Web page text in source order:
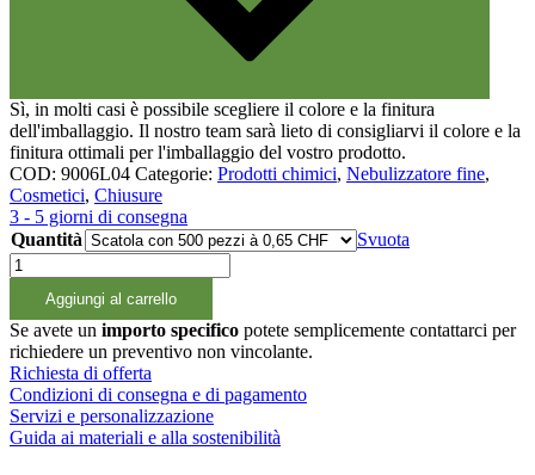
Sì, in molti casi è possibile scegliere il colore e la finitura
dell'imballaggio. Il nostro team sarà lieto di consigliarvi il colore e la
finitura ottimali per l'imballaggio del vostro prodotto.
COD: 9006L04 Categorie: Prodotti chimici, Nebulizzatore fine,
Cosmetici, Chiusure
3 - 5 giorni di consegna
Quantità
Svuota
Feinzerstäuber
weiss,
18/415
quantità
Aggiungi al carrello
Se avete un importo specifico potete semplicemente contattarci per
richiedere un preventivo non vincolante.
Richiesta di offerta
Condizioni di consegna e di pagamento
Servizi e personalizzazione
Guida ai materiali e alla sostenibilità